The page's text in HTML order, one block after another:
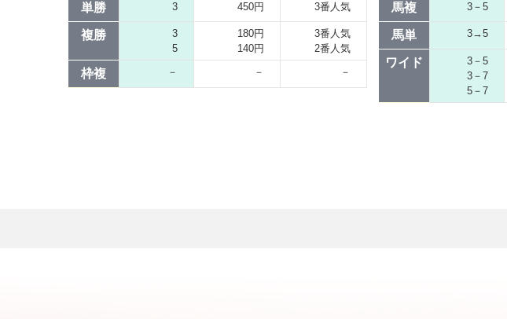
単勝 3 450円 3番人気
複勝
3
5
180円
140円
3番人気
2番人気
枠複 － － －
馬複 3－5
馬単 3→5
ワイド
3－5
3－7
5－7